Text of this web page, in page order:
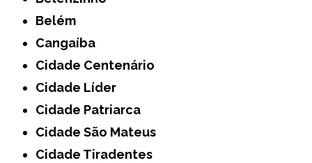
Belém
Cangaíba
Cidade Centenário
Cidade Líder
Cidade Patriarca
Cidade São Mateus
Cidade Tiradentes